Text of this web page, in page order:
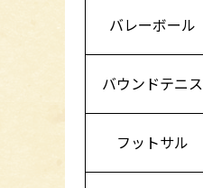
バレーボール
バウンドテニス
フットサル